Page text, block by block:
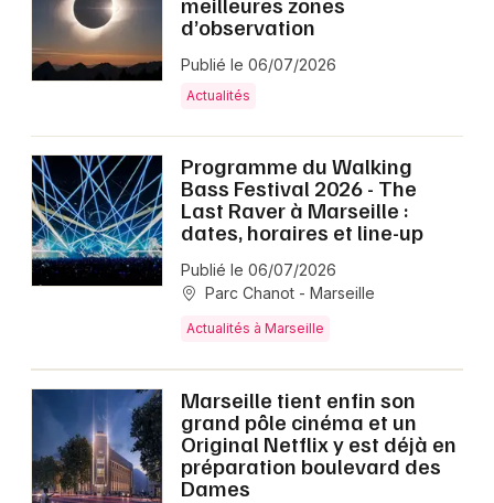
d’observation
Publié le 06/07/2026
Actualités
Programme du Walking
Bass Festival 2026 - The
Last Raver à Marseille :
dates, horaires et line-up
Publié le 06/07/2026
Parc Chanot - Marseille
Actualités à Marseille
Marseille tient enfin son
grand pôle cinéma et un
Original Netflix y est déjà en
préparation boulevard des
Dames